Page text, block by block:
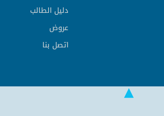
دليل الطالب
عروض
اتصل بنا